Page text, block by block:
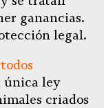
ganancias.
legal.
única ley
criados